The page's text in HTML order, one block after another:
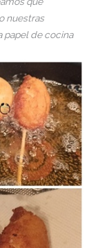
nuestras
papel de cocina